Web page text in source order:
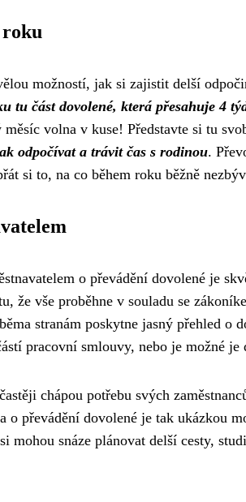
roku
možností, jak si zajistit delší
tu část dovolené, která přesahuje 4
volna v kuse! Představte si tu
odpočívat a trávit čas s rodinou.
si to, na co během roku běžně
o převádění dovolené je
že vše proběhne v souladu se
stranám poskytne jasný přehled o
pracovní smlouvy, nebo je možné
chápou potřebu svých
o převádění dovolené je tak ukázkou
mohou snáze plánovat delší cesty,